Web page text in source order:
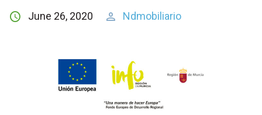
June 26, 2020 Ndmobiliario